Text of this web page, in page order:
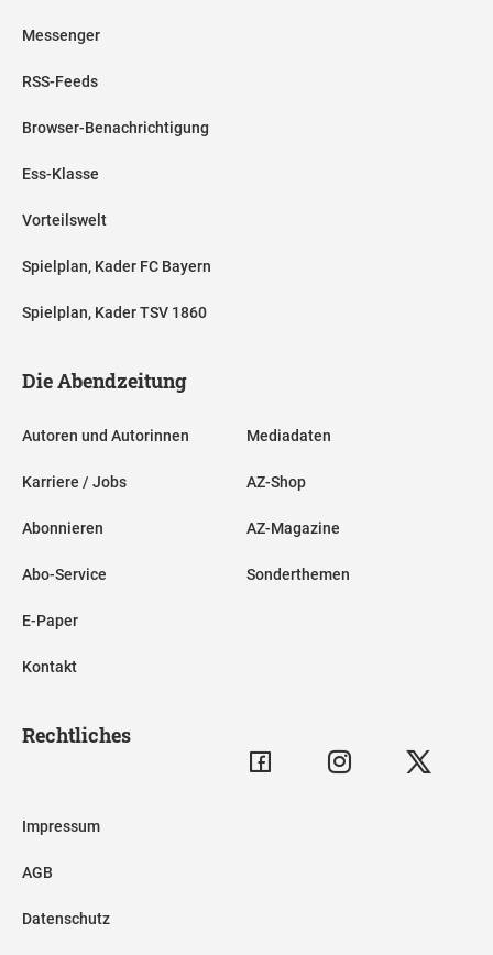
Messenger
RSS-Feeds
Browser-Benachrichtigung
Ess-Klasse
Vorteilswelt
Spielplan, Kader FC Bayern
Spielplan, Kader TSV 1860
Die Abendzeitung
Autoren und Autorinnen
Karriere / Jobs
Abonnieren
Abo-Service
E-Paper
Kontakt
Mediadaten
AZ-Shop
AZ-Magazine
Sonderthemen
Rechtliches
Impressum
AGB
Datenschutz